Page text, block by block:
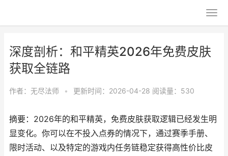
深度剖析：和平精英2026年免费皮肤
获取全链路
作者： 无尽法师 • 更新时间：2026-04-28 阅读量：530
摘要：2026年的和平精英，免费皮肤获取逻辑已经发生明
显变化。你可以在不投入点券的情况下，通过赛季手册、
限时活动、以及特定的游戏内任务链稳定获得高性价比皮